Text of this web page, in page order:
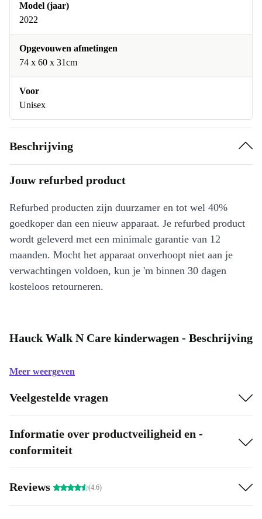
Model (jaar)
2022
Opgevouwen afmetingen
74 x 60 x 31cm
Voor
Unisex
Beschrijving
Jouw refurbed product
Refurbed producten zijn duurzamer en tot wel 40%
goedkoper dan een nieuw apparaat. Je refurbed product
wordt geleverd met een minimale garantie van 12
maanden. Mocht het apparaat onverhoopt niet aan je
verwachtingen voldoen, kun je 'm binnen 30 dagen
kosteloos retourneren.
Hauck Walk N Care kinderwagen - Beschrijving
Meer weergeven
Veelgestelde vragen
Informatie over productveiligheid en -
conformiteit
Reviews (4.6)